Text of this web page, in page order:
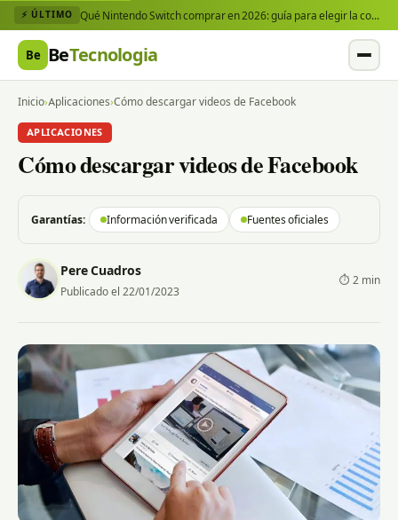
⚡ ÚLTIMO Qué Nintendo Switch comprar en 2026: guía para elegir la consola y los juegos que necesitas
Be BeTecnologia
Inicio›Aplicaciones›Cómo descargar videos de Facebook
APLICACIONES
Cómo descargar videos de Facebook
Garantías: Información verificada Fuentes oficiales
Pere Cuadros
Publicado el 22/01/2023
⏱ 2 min